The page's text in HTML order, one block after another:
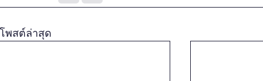
โพสต์ล่าสุด